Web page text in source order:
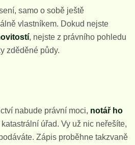
samo o sobě ještě
vlastníkem. Dokud nejste
, nejste z právního pohledu
zděděné půdy.
nabude právní moci, notář ho
katastrální úřad. Vy už nic neřešíte,
Zápis proběhne takzvaně